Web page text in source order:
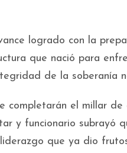
logrado con la
que nació para
de la soberanía
completarán el millar
y funcionario subrayó
que ya dio